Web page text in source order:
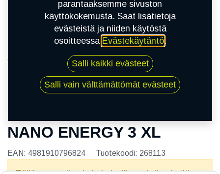
175/65R14 86T TOYO NANO ENERGY 3 XL
NANO ENERGY 3 XL
EAN: 4981910796824 Tuotekoodi: 268113
parantaaksemme sivuston
käyttökokemusta. Saat lisätietoja
evästeistä ja niiden käytöstä
osoitteessa Evästekäytäntö.
Salli kaikki evästeet
Salli vain välttämättömät evästeet